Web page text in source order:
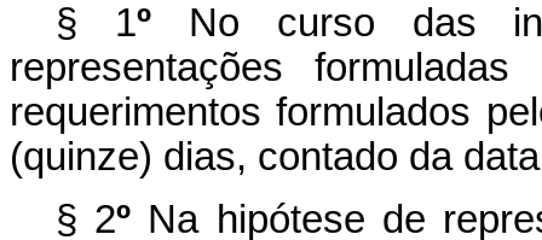
§
1ºNo curso das
representações
requerimentos formulados
(quinze) dias, contado da
§ 2º Na hipótese de